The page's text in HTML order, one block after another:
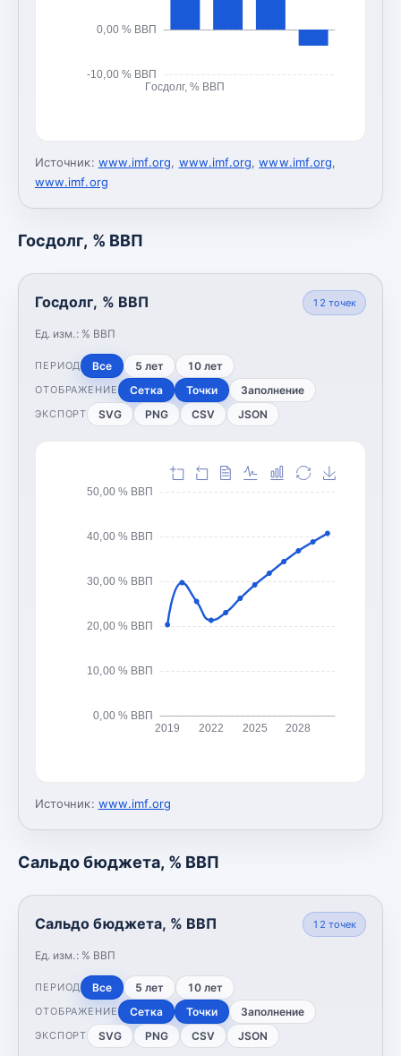
-10,00 % ВВП
0,00 % ВВП
Госдолг, % ВВП
Источник: www.imf.org, www.imf.org,www.imf.org,
www.imf.org
Госдолг, % ВВП
Госдолг, % ВВП
Ед. изм.: % ВВП
12 точек
ПЕРИОД Все 5 лет 10 лет
ОТОБРАЖЕНИЕ Сетка Точки Заполнение
ЭКСПОРТ SVG PNG CSV JSON
0,00 % ВВП
10,00 % ВВП
20,00 % ВВП
30,00 % ВВП
40,00 % ВВП
50,00 % ВВП
2019 2022 2025 2028
Источник: www.imf.org
Сальдо бюджета, % ВВП
Сальдо бюджета, % ВВП
Ед. изм.: % ВВП
12 точек
ПЕРИОД Все 5 лет 10 лет
ОТОБРАЖЕНИЕ Сетка Точки Заполнение
ЭКСПОРТ SVG PNG CSV JSON